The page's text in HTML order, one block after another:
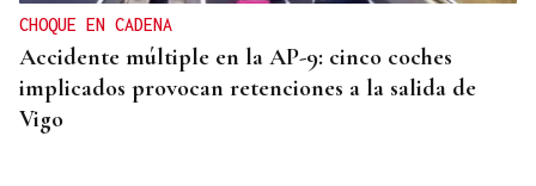
CHOQUE EN CADENA
Accidente múltiple en la AP-9: cinco coches
implicados provocan retenciones a la salida de
Vigo